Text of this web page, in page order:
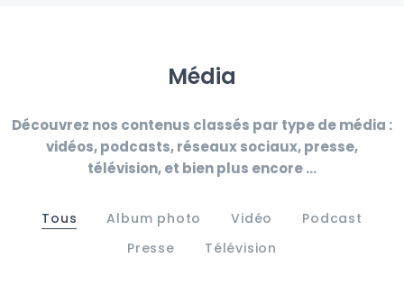
Média
Découvrez nos contenus classés par type de média :
vidéos, podcasts, réseaux sociaux, presse,
télévision, et bien plus encore ...
Tous Album photo Vidéo
Podcast
Presse
Télévision